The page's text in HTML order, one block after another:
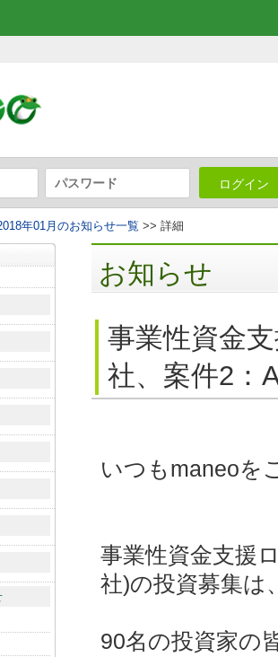
ログイン
年01月のお知らせ一覧 >> 詳細
お知らせ
事業性資金
社、案件2：
いつもmaneoを
事業性資金支援
社)の投資募集は
90名の投資家の